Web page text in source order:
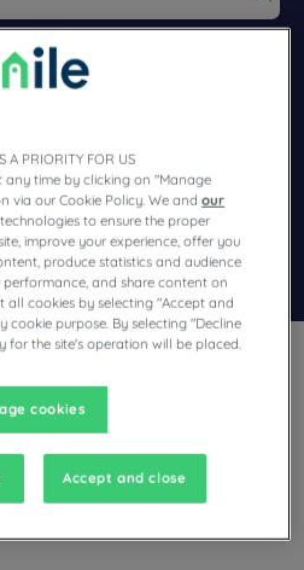
with the calendar and select a
een hotel
Venetië en zoekt u een hotel?
kamers en nodigt u uit voor
beste prijs!
A PRIORITY FOR US
any time by clicking on "Manage
via our Cookie Policy. We andour
to ensure the proper
improve your experience, offer you
produce statistics and audience
and share content on
all cookies by selecting "Accept and
cookie purpose. By selecting "Decline
for the site's operation will be placed.
cookies
Accept and close